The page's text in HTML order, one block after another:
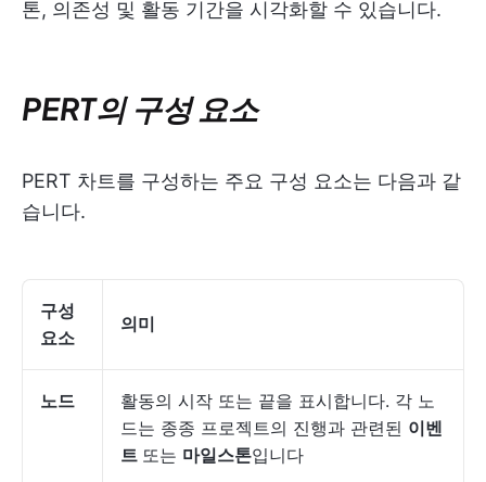
톤, 의존성 및 활동 기간을 시각화할 수 있습니다.
PERT의 구성 요소
PERT 차트를 구성하는 주요 구성 요소는 다음과 같
습니다.
구성
요소
의미
노드
활동의 시작 또는 끝을 표시합니다. 각 노
드는 종종 프로젝트의 진행과 관련된 이벤
트 또는 마일스톤입니다